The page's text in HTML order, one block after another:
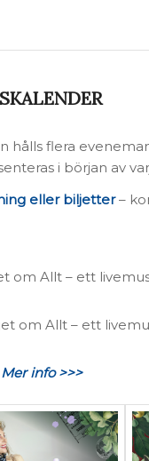
hålls flera
i början av
eller biljetter–
om Allt – ett
om Allt – ett
Mer info >>>